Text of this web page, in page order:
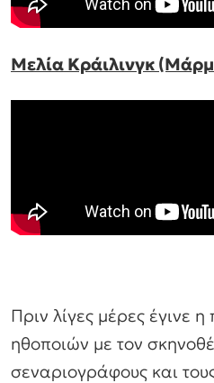
Μελία Κράιλινγκ
Πριν λίγες μέρες έγινε
ηθοποιών με τον
σεναριογράφους και